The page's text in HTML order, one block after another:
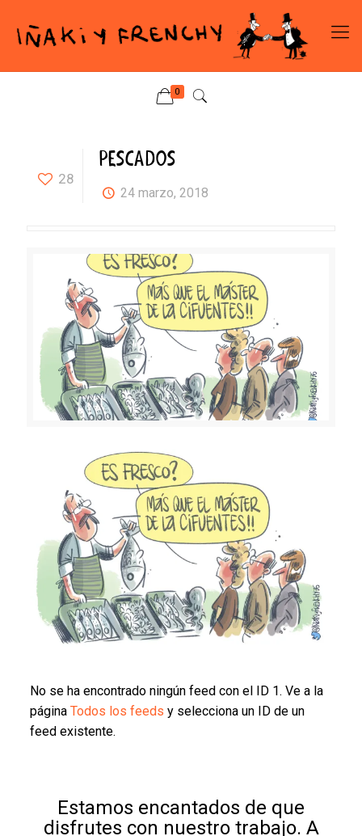
0
28
PESCADOS
24 marzo, 2018
No se ha encontrado ningún feed con el ID 1. Ve a la
página Todos los feeds y selecciona un ID de un
feed existente.
Estamos encantados de que
disfrutes con nuestro trabajo. A